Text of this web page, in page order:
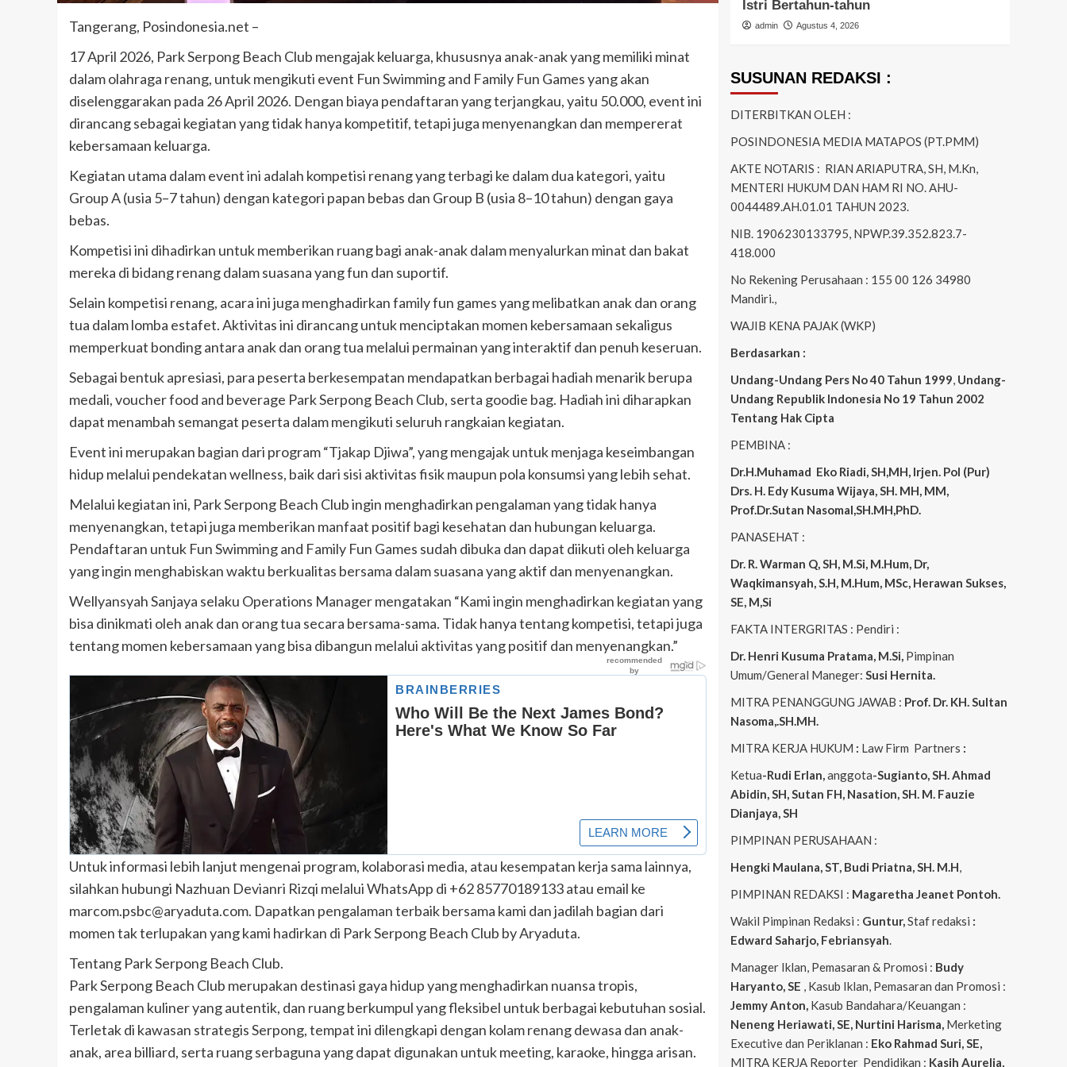
Tangerang, Posindonesia.net –
17 April 2026, Park Serpong Beach Club mengajak keluarga, khususnya anak-anak yang memiliki minat
dalam olahraga renang, untuk mengikuti event Fun Swimming and Family Fun Games yang akan
diselenggarakan pada 26 April 2026. Dengan biaya pendaftaran yang terjangkau, yaitu 50.000, event ini
dirancang sebagai kegiatan yang tidak hanya kompetitif, tetapi juga menyenangkan dan mempererat
kebersamaan keluarga.
Kegiatan utama dalam event ini adalah kompetisi renang yang terbagi ke dalam dua kategori, yaitu
Group A (usia 5–7 tahun) dengan kategori papan bebas dan Group B (usia 8–10 tahun) dengan gaya
bebas.
Kompetisi ini dihadirkan untuk memberikan ruang bagi anak-anak dalam menyalurkan minat dan bakat
mereka di bidang renang dalam suasana yang fun dan suportif.
Selain kompetisi renang, acara ini juga menghadirkan family fun games yang melibatkan anak dan orang
tua dalam lomba estafet. Aktivitas ini dirancang untuk menciptakan momen kebersamaan sekaligus
memperkuat bonding antara anak dan orang tua melalui permainan yang interaktif dan penuh keseruan.
Sebagai bentuk apresiasi, para peserta berkesempatan mendapatkan berbagai hadiah menarik berupa
medali, voucher food and beverage Park Serpong Beach Club, serta goodie bag. Hadiah ini diharapkan
dapat menambah semangat peserta dalam mengikuti seluruh rangkaian kegiatan.
Event ini merupakan bagian dari program “Tjakap Djiwa”, yang mengajak untuk menjaga keseimbangan
hidup melalui pendekatan wellness, baik dari sisi aktivitas fisik maupun pola konsumsi yang lebih sehat.
Melalui kegiatan ini, Park Serpong Beach Club ingin menghadirkan pengalaman yang tidak hanya
menyenangkan, tetapi juga memberikan manfaat positif bagi kesehatan dan hubungan keluarga.
Pendaftaran untuk Fun Swimming and Family Fun Games sudah dibuka dan dapat diikuti oleh keluarga
yang ingin menghabiskan waktu berkualitas bersama dalam suasana yang aktif dan menyenangkan.
Wellyansyah Sanjaya selaku Operations Manager mengatakan “Kami ingin menghadirkan kegiatan yang
bisa dinikmati oleh anak dan orang tua secara bersama-sama. Tidak hanya tentang kompetisi, tetapi juga
tentang momen kebersamaan yang bisa dibangun melalui aktivitas yang positif dan menyenangkan.”
Untuk informasi lebih lanjut mengenai program, kolaborasi media, atau kesempatan kerja sama lainnya,
silahkan hubungi Nazhuan Devianri Rizqi melalui WhatsApp di +62 85770189133 atau email ke
marcom.psbc@aryaduta.com. Dapatkan pengalaman terbaik bersama kami dan jadilah bagian dari
momen tak terlupakan yang kami hadirkan di Park Serpong Beach Club by Aryaduta.
Tentang Park Serpong Beach Club.
Park Serpong Beach Club merupakan destinasi gaya hidup yang menghadirkan nuansa tropis,
pengalaman kuliner yang autentik, dan ruang berkumpul yang fleksibel untuk berbagai kebutuhan sosial.
Terletak di kawasan strategis Serpong, tempat ini dilengkapi dengan kolam renang dewasa dan anak-
anak, area billiard, serta ruang serbaguna yang dapat digunakan untuk meeting, karaoke, hingga arisan.
meninggal di tempat.
admin Juni 11, 2025
Istri Bertahun-tahun
Ringkus Terduga Pelaku Pembunuhan
admin Juni 18, 2026
SUSUNAN REDAKSI :
DITERBITKAN OLEH :
POSINDONESIA MEDIA MATAPOS (PT.PMM)
AKTE NOTARIS : RIAN ARIAPUTRA, SH, M.Kn,
MENTERI HUKUM DAN HAM RI NO. AHU-
0044489.AH.01.01 TAHUN 2023.
NIB. 1906230133795, NPWP.39.352.823.7-
418.000
No Rekening Perusahaan : 155 00 126 34980
Mandiri.,
WAJIB KENA PAJAK (WKP)
Berdasarkan :
Undang-Undang Pers No 40 Tahun 1999, Undang-
Undang Republik Indonesia No 19 Tahun 2002
Tentang Hak Cipta
PEMBINA :
Dr.H.Muhamad Eko Riadi, SH,MH, Irjen. Pol (Pur)
Drs. H. Edy Kusuma Wijaya, SH. MH, MM,
Prof.Dr.Sutan Nasomal,SH.MH,PhD.
PANASEHAT :
Dr. R. Warman Q, SH, M.Si, M.Hum, Dr,
Waqkimansyah, S.H, M.Hum, MSc, Herawan Sukses,
SE, M,Si
FAKTA INTERGRITAS : Pendiri :
Dr. Henri Kusuma Pratama, M.Si, Pimpinan
Umum/General Maneger: Susi Hernita.
MITRA PENANGGUNG JAWAB : Prof. Dr. KH. Sultan
Nasoma,.SH.MH.
MITRA KERJA HUKUM : Law Firm Partners :
Ketua-Rudi Erlan,anggota-Sugianto, SH. Ahmad
Abidin, SH, Sutan FH, Nasation, SH. M. Fauzie
Dianjaya, SH
PIMPINAN PERUSAHAAN :
Hengki Maulana, ST, Budi Priatna, SH. M.H,
PIMPINAN REDAKSI : Magaretha Jeanet Pontoh.
Wakil Pimpinan Redaksi : Guntur,Staf redaksi :
Edward Saharjo, Febriansyah.
Manager Iklan, Pemasaran & Promosi : Budy
Haryanto, SE , Kasub Iklan, Pemasaran dan Promosi :
Jemmy Anton, Kasub Bandahara/Keuangan :
Neneng Heriawati, SE, Nurtini Harisma, Merketing
Executive dan Periklanan : Eko Rahmad Suri, SE,
MITRA KERJA Reporter Pendidikan : Kasih Aurelia,